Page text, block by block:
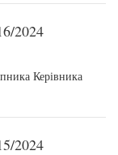
2024
Керівника
2024